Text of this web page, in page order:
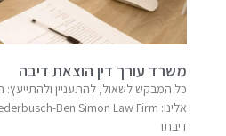
משרד עורך דין הוצאת דיבה
דיבתו